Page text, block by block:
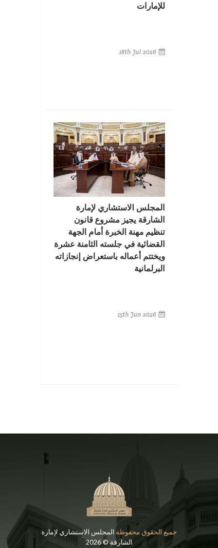
للإمارات
المجلس الاستشاري لإمارة
الشارقة يجيز مشروع قانون
تنظيم مهنة الخبرة أمام الجهة
القضائية في جلسته الثامنة عشرة
ويختتم أعماله باستعراض إنجازاته
البرلمانية
جميع الحقوق محفوظة المجلس الاستشاري لإمارة
الشارقة © 2026